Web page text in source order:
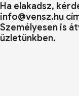
Ha elakadsz,
info@vensz.hu
Személyesen is
üzletünkben.